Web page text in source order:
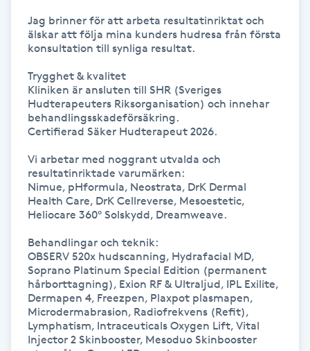
Melasma
Mesoterapi
MicroPen
Microshading
Mixfransar
Nagelförlängning
Nagelförlängning akryl
Nagelförlängning gelé
Jag brinner för att arbeta resultatinriktat och
älskar att följa mina kunders hudresa från första
konsultation till synliga resultat.
Trygghet & kvalitet
Kliniken är ansluten till SHR (Sveriges
Hudterapeuters Riksorganisation) och innehar
behandlingsskadeförsäkring.
Certifierad Säker Hudterapeut 2026.
Vi arbetar med noggrant utvalda och
resultatinriktade varumärken:
Nimue, pHformula, Neostrata, DrK Dermal
Health Care, DrK Cellreverse, Mesoestetic,
Heliocare 360° Solskydd, Dreamweave.
Behandlingar och teknik:
OBSERV 520x hudscanning, Hydrafacial MD,
Soprano Platinum Special Edition (permanent
hårborttagning), Exion RF & Ultraljud, IPL Exilite,
Dermapen 4, Freezpen, Plaxpot plasmapen,
Microdermabrasion, Radiofrekvens (Refit),
Lymphatism, Intraceuticals Oxygen Lift, Vital
Injector 2 Skinbooster, Mesoduo Skinbooster